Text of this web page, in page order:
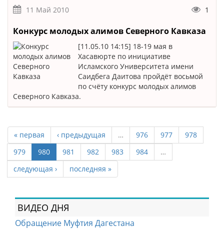
11 Май 2010 1
Конкурс молодых алимов Северного Кавказа
[11.05.10 14:15] 18-19 мая в
Хасавюрте по инициативе
Исламского Университета имени
Саидбега Даитова пройдёт восьмой
по счёту конкурс молодых алимов
Северного Кавказа.
« первая ‹ предыдущая … 976 977
978
979
980 981 982 983 984
…
следующая ›
последняя »
ВИДЕО ДНЯ
Обращение Муфтия Дагестана